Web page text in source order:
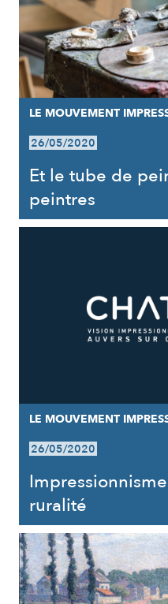
LE MOUVEMENT
26/05/2020
Et le tube de
peintres
LE MOUVEMENT
26/05/2020
ruralité